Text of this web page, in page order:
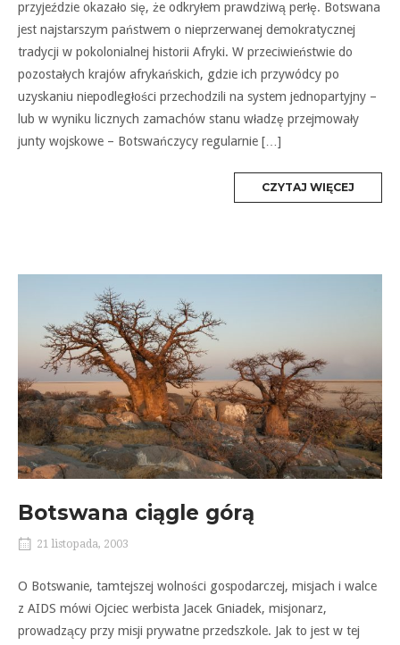
przyjeździe okazało się, że odkryłem prawdziwą perłę. Botswana
jest najstarszym państwem o nieprzerwanej demokratycznej
tradycji w pokolonialnej historii Afryki. W przeciwieństwie do
pozostałych krajów afrykańskich, gdzie ich przywódcy po
uzyskaniu niepodległości przechodzili na system jednopartyjny –
lub w wyniku licznych zamachów stanu władzę przejmowały
junty wojskowe – Botswańczycy regularnie […]
CZYTAJ WIĘCEJ
Botswana ciągle górą
21 listopada, 2003
O Botswanie, tamtejszej wolności gospodarczej, misjach i walce
z AIDS mówi Ojciec werbista Jacek Gniadek, misjonarz,
prowadzący przy misji prywatne przedszkole. Jak to jest w tej